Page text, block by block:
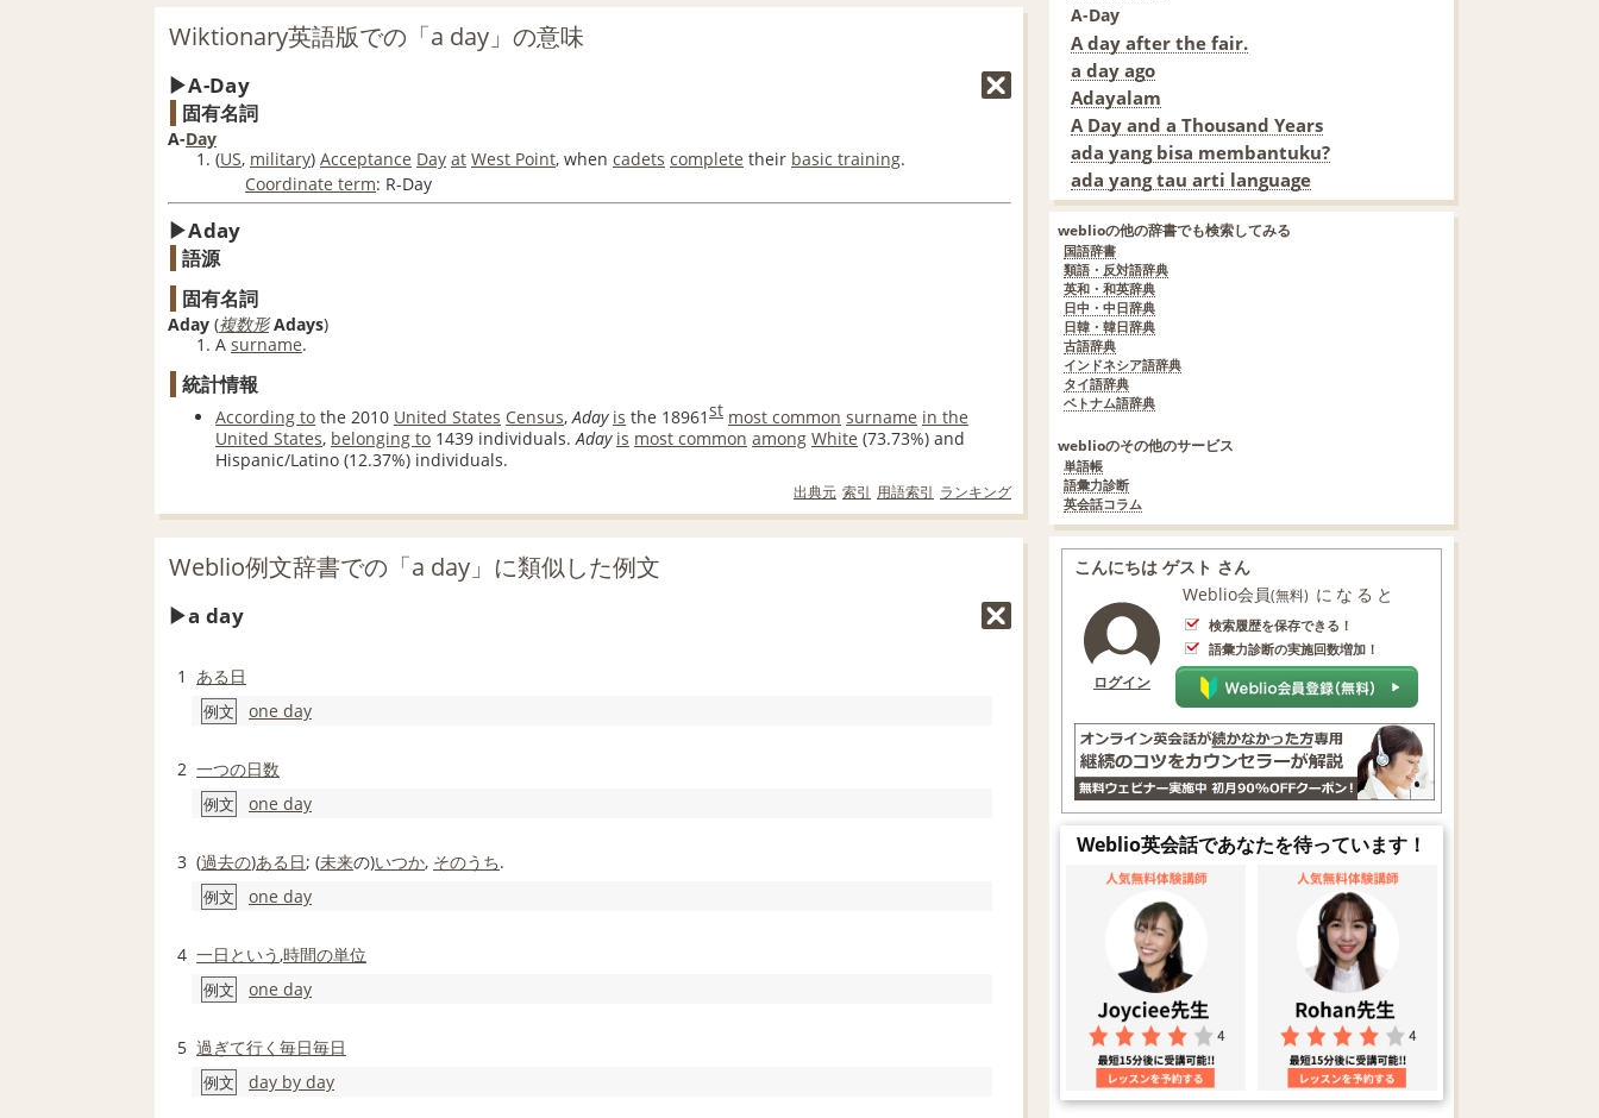
Wiktionary英語版での「a day」の意味
A-Day
固有名詞
A-Day
(US, military) Acceptance Day at West Point, when cadets complete their basic training.
Coordinate term: R-Day
Aday
語源
固有名詞
Aday (複数形 Adays)
A surname​.
統計情報
According to the 2010 United States Census,Aday is the 18961st most common surname in the
United States, belonging to 1439 individuals.Aday is most common among White (73.73%) and
Hispanic/Latino (12.37%) individuals.
出典元 索引 用語索引 ランキング
Weblio例文辞書での「a day」に類似した例文
a day
1 ある日
例文 one day
2 一つの日数
例文 one day
3 (過去の)ある日; (未来の)いつか, そのうち.
例文 one day
4 一日 という,時間の単位
例文 one day
5 過ぎて行く 毎日毎日
例文 day by day
A-Day
A day after the fair.
a day ago
Adayalam
A Day and a Thousand Years
ada yang bisa membantuku?
ada yang tau arti language
weblioの他の辞書でも検索してみる
国語辞書
類語・反対語辞典
英和・和英辞典
日中・中日辞典
日韓・韓日辞典
古語辞典
インドネシア語辞典
タイ語辞典
ベトナム語辞典
weblioのその他のサービス
単語帳
語彙力診断
英会話コラム
こんにちは ゲスト さん
ログイン
Weblio会員(無料) になると
検索履歴を保存できる！
語彙力診断の実施回数増加！
Weblio英会話であなたを待っています！